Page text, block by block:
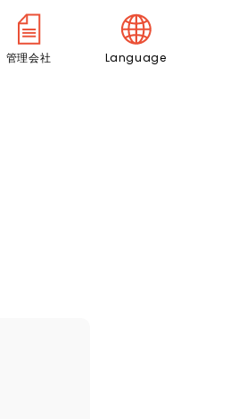
管理会社 Language